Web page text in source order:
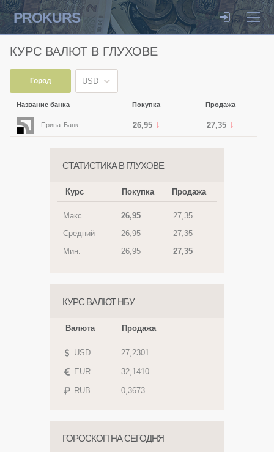
PROKURS
КУРС ВАЛЮТ В ГЛУХОВЕ
Город USD
Название банка Покупка Продажа
ПриватБанк 26,95 27,35
СТАТИСТИКА В ГЛУХОВЕ
Курс Покупка Продажа
Макс. 26,95
27,35
Средний
26,95
27,35
Мин.
26,95 27,35
КУРС ВАЛЮТ НБУ
Валюта Продажа
USD 27,2301
EUR 32,1410
RUB 0,3673
ГОРОСКОП НА СЕГОДНЯ